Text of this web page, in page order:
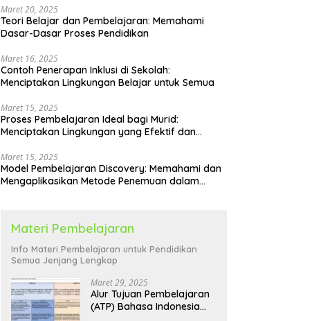
Maret 20, 2025
Teori Belajar dan Pembelajaran: Memahami
Dasar-Dasar Proses Pendidikan
Maret 16, 2025
Contoh Penerapan Inklusi di Sekolah:
Menciptakan Lingkungan Belajar untuk Semua
Maret 15, 2025
Proses Pembelajaran Ideal bagi Murid:
Menciptakan Lingkungan yang Efektif dan
Maret 15, 2025
Model Pembelajaran Discovery: Memahami dan
Mengaplikasikan Metode Penemuan dalam
Materi Pembelajaran
Info Materi Pembelajaran untuk Pendidikan
Semua Jenjang Lengkap
Maret 29, 2025
Alur Tujuan Pembelajaran
(ATP) Bahasa Indonesia